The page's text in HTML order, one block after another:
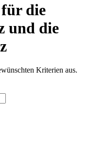
die
und die
Kriterien aus.